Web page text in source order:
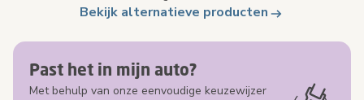
Bekijk alternatieve producten
Past het in mijn auto?
Met behulp van onze eenvoudige keuzewijzer